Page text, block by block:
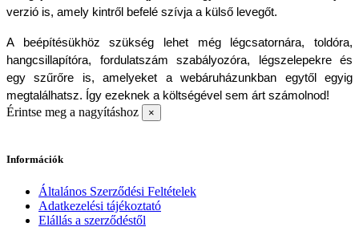
verzió is, amely kintről befelé szívja a külső levegőt.
A beépítésükhöz szükség lehet még légcsatornára, toldóra,
hangcsillapítóra, fordulatszám szabályozóra, légszelepekre és
egy szűrőre is, amelyeket a webáruházunkban egytől egyig
megtalálhatsz. Így ezeknek a költségével sem árt számolnod!
Érintse meg a nagyításhoz ×
Információk
Általános Szerződési Feltételek
Adatkezelési tájékoztató
Elállás a szerződéstől